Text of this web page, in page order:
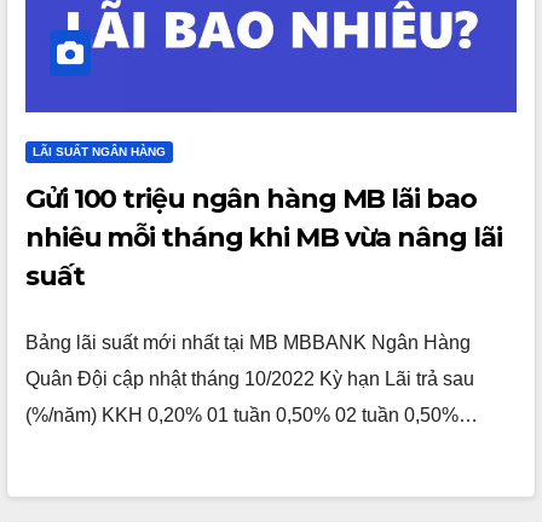
LÃI SUẤT NGÂN HÀNG
Gửi 100 triệu ngân hàng MB lãi bao
nhiêu mỗi tháng khi MB vừa nâng lãi
suất
Bảng lãi suất mới nhất tại MB MBBANK Ngân Hàng
Quân Đội cập nhật tháng 10/2022 Kỳ hạn Lãi trả sau
(%/năm) KKH 0,20% 01 tuần 0,50% 02 tuần 0,50%…